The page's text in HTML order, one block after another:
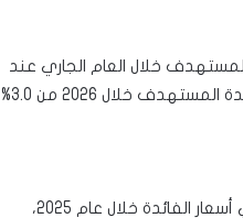
خلال العام الجاري عند
4.5% ،ورفع سعر الفائدة المستهدف خلال 2025 من 3.5% إلى 4.0% ،و سعر الفائدة المستهدف خلال 2026 من 3.0%
•توضح النقطة أعلاه، أن بنك الاحتياطي الفيدرالي يتوقع إجراء خفضين فقط في أسعار الفائدة خلال عام 2025،